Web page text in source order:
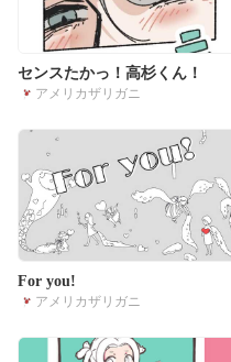
センスたかっ！高杉くん！
アメリカザリガニ
For you!
アメリカザリガニ